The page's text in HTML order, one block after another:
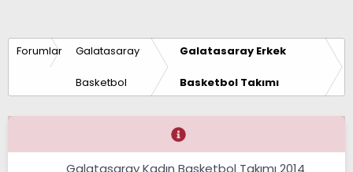
Forumlar Galatasaray
Basketbol
Galatasaray Erkek
Basketbol Takımı
Galatasaray Kadın Basketbol Takımı 2014